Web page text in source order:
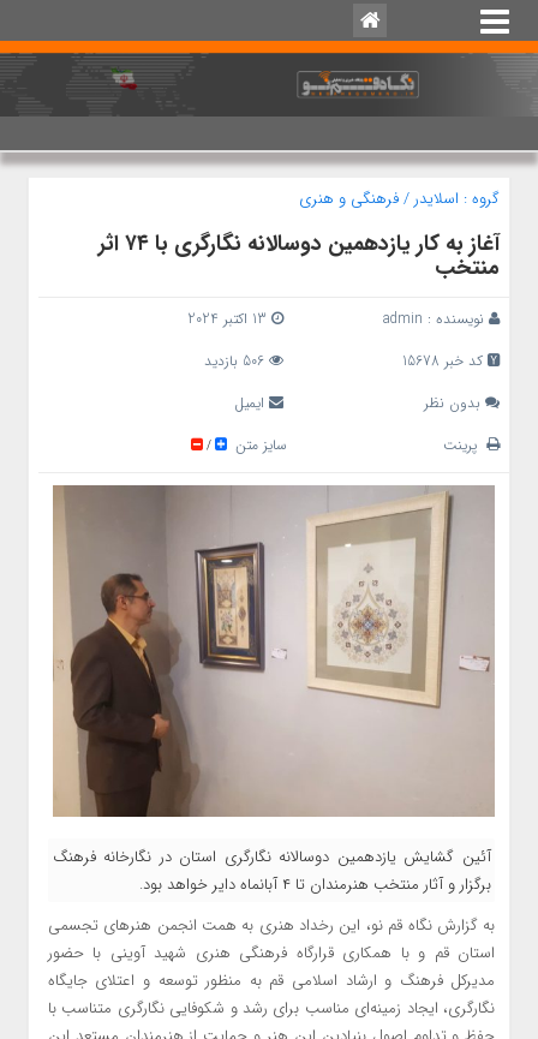
گروه : اسلایدر /فرهنگی و هنری
آغاز به کار یازدهمین دوسالانه نگارگری با ۷۴ اثر
منتخب
نویسنده : admin
کد خبر 15678
506 بازدید
بدون نظر
ایمیل
پرینت
سایز متن /
آئین گشایش یازدهمین دوسالانه نگارگری استان در نگارخانه فرهنگ
برگزار و آثار منتخب هنرمندان تا ۴ آبانماه دایر خواهد بود.
به گزارش نگاه قم نو، این رخداد هنری به همت انجمن هنر‌های تجسمی
استان قم و با همکاری قرارگاه فرهنگی هنری شهید آوینی با حضور
مدیرکل فرهنگ و ارشاد اسلامی قم به‌ منظور توسعه و اعتلای جایگاه
نگارگری، ایجاد زمینه‌ای مناسب برای رشد و شکوفایی نگارگری متناسب با